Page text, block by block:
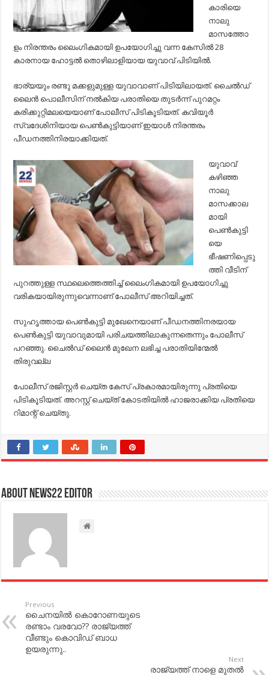
രണ്ടു
മക്കളുമുള്ള
28കാരന്‍
അറസ്റ്റില്‍
കാരിയെ
നാലു
മാസത്തോ
ളം നിരന്തരം ലൈംഗികമായി ഉപയോഗിച്ചു വന്ന കേസില്‍ 28
കാരനായ ഹോട്ടല്‍ തൊഴിലാളിയായ യുവാവ്‌ പിടിയില്‍.
ഭാര്യയും രണ്ടു മക്കളുമുള്ള യുവാവാണ് പിടിയിലായത്. ചൈല്‍ഡ്
ലൈന്‍ പൊലീസിന് നല്‍കിയ പരാതിയെ തുടര്‍ന്ന് പുറമറ്റം
കരിക്കുറ്റിമലയെയാണ് പോലീസ് പിടികൂടിയത്. കവിയൂര്‍
സ്വദേശിനിയായ പെണ്‍കുട്ടിയാണ് ഇയാള്‍ നിരന്തരം
പീഡനത്തിനിരയാക്കിയത്.
യുവാവ്
കഴിഞ്ഞ
നാലു
മാസക്കാല
മായി
പെണ്‍കുട്ടി
യെ
ഭീഷണിപ്പെടു
ത്തി വീടിന്
പുറത്തുള്ള സ്ഥലെത്തെത്തിച്ച്‌ ലൈംഗികമായി ഉപയോഗിച്ചു
വരികയായിരുന്നുവെന്നാണ് പോലീസ് അറിയിച്ചത്.
സുഹൃത്തായ പെണ്‍കുട്ടി മുഖേനെയാണ് പീഡനത്തിനരയായ
പെണ്‍കുട്ടി യുവാവുമായി പരിചയത്തിലാകുന്നതെന്നും പോലീസ്
പറഞ്ഞു. ചൈല്‍ഡ് ലൈന്‍ മുഖേന ലഭിച്ച പരാതിയിന്മേല്‍
തിരുവല്ല
പോലീസ് രജിസ്റ്റര്‍ ചെയ്ത കേസ് പ്രകാരമായിരുന്നു പ്രതിയെ
പിടികൂടിയത്. അറസ്റ്റ് ചെയ്ത് കോടതിയില്‍ ഹാജരാക്കിയ പ്രതിയെ
റിമാന്റ് ചെയ്തു.
About NEWS22 EDITOR
Previous
ചൈനയില്‍ കൊറോണയുടെ
രണ്ടാം വരവോ?? രാജ്യത്ത്
വീണ്ടും കൊവിഡ് ബാധ
ഉയരുന്നു..
Next
രാജ്യത്ത് നാളെ മുതല്‍